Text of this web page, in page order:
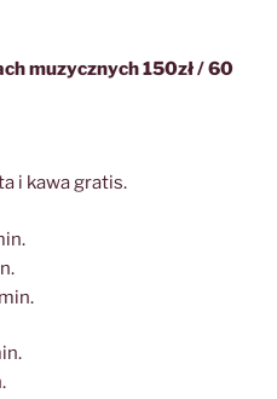
muzycznych 150zł / 60
i kawa gratis.